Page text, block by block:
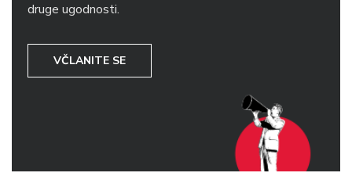
druge ugodnosti.
VČLANITE SE